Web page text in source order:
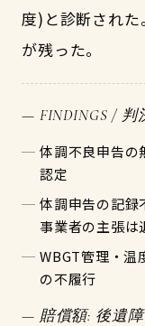
度)と診断され
が残った。
— FINDINGS /
体調不良申告
認定
体調申告の記
事業者の主張は
WBGT管理・
の不履行
— 賠償額: 後遺障